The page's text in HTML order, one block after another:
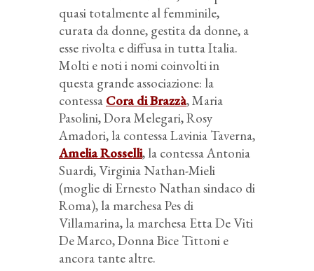
quasi totalmente al femminile,
curata da donne, gestita da donne, a
esse rivolta e diffusa in tutta Italia.
Molti e noti i nomi coinvolti in
questa grande associazione: la
contessa Cora di Brazzà, Maria
Pasolini, Dora Melegari, Rosy
Amadori, la contessa Lavinia Taverna,
Amelia Rosselli, la contessa Antonia
Suardi, Virginia Nathan-Mieli
(moglie di Ernesto Nathan sindaco di
Roma), la marchesa Pes di
Villamarina, la marchesa Etta De Viti
De Marco, Donna Bice Tittoni e
ancora tante altre.